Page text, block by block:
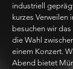
industriell
kurzes Verweilen
besuchen wir
die Wahl
einem Konzert.
Abend bietet